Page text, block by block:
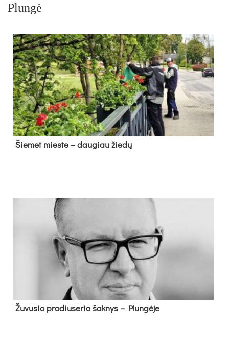
Plungė
Šie­met mies­te – dau­giau žie­dų
Žu­vu­sio pro­diu­se­rio šak­nys – Plun­gė­je